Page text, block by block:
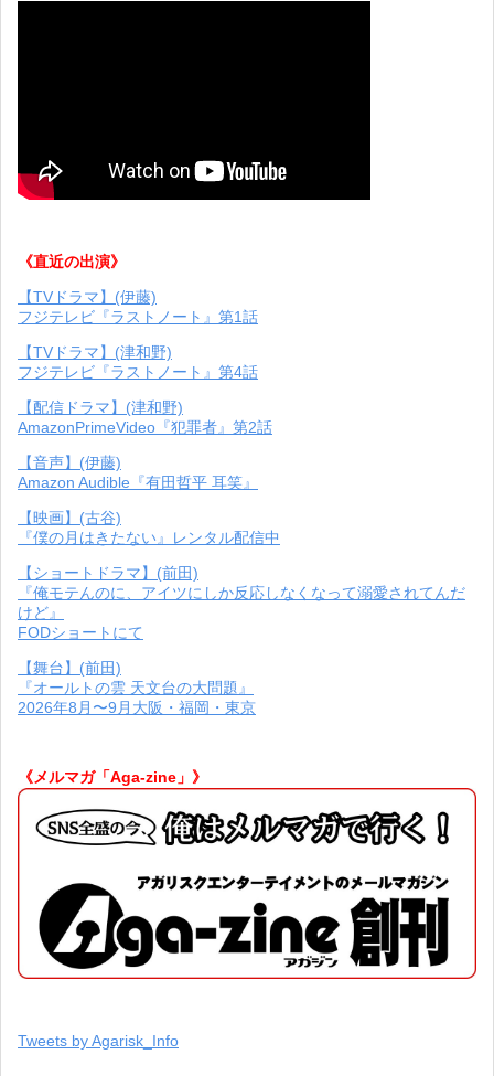
《直近の出演》
【TVドラマ】(伊藤)
フジテレビ『ラストノート』第1話
【TVドラマ】(津和野)
フジテレビ『ラストノート』第4話
【配信ドラマ】(津和野)
AmazonPrimeVideo『犯罪者』第2話
【音声】(伊藤)
Amazon Audible『有田哲平 耳笑』
【映画】(古谷)
『僕の月はきたない』レンタル配信中
【ショートドラマ】(前田)
『俺モテんのに、アイツにしか反応しなくなって溺愛されてんだ
けど』
FODショートにて
【舞台】(前田)
『オールトの雲 天文台の大問題』
2026年8月〜9月大阪・福岡・東京
《メルマガ「Aga-zine」》
Tweets by Agarisk_Info